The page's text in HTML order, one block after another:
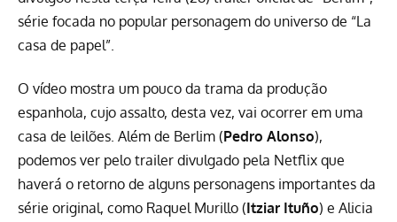
série focada no popular personagem do universo de “La
casa de papel”.
O vídeo mostra um pouco da trama da produção
espanhola, cujo assalto, desta vez, vai ocorrer em uma
casa de leilões. Além de Berlim (Pedro Alonso),
podemos ver pelo trailer divulgado pela Netflix que
haverá o retorno de alguns personagens importantes da
série original, como Raquel Murillo (Itziar Ituño) e Alicia